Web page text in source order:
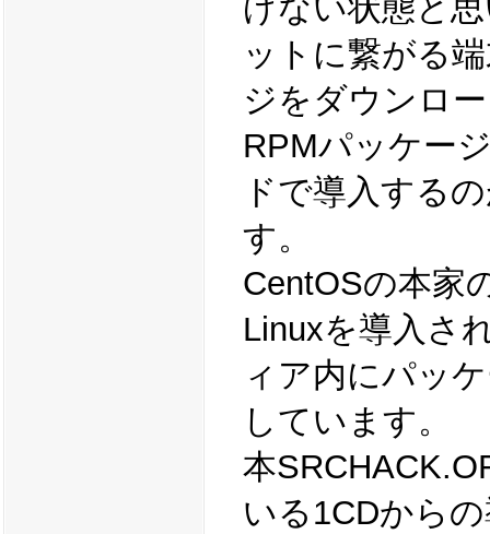
げない状態と
ットに繋がる
ジをダウンロ
RPMパッケー
ドで導入する
す。
CentOSの本家
Linuxを導入さ
ィア内にパッ
しています。
本
いる1CDから